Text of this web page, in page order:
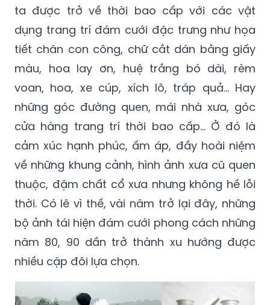
ta được trở về thời bao cấp với các vật
dụng trang trí đám cưới đặc trưng như họa
tiết chăn con công, chữ cắt dán bằng giấy
màu, hoa lay ơn, huệ trắng bó dài, rèm
voan, hoa, xe cúp, xích lô, tráp quả… Hay
những góc đường quen, mái nhà xưa, góc
cửa hàng trang trí thời bao cấp… Ở đó là
cảm xúc hạnh phúc, ấm áp, đầy hoài niệm
về những khung cảnh, hình ảnh xưa cũ quen
thuộc, đậm chất cổ xưa nhưng không hề lỗi
thời. Có lẽ vì thế, vài năm trở lại đây, những
bộ ảnh tái hiện đám cưới phong cách những
năm 80, 90 dần trở thành xu hướng được
nhiều cặp đôi lựa chọn.